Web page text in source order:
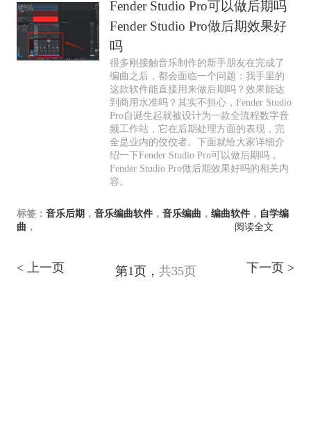
Fender Studio Pro可以做后期吗
Fender Studio Pro做后期效果好
吗
很多刚接触音乐制作的新手朋友在完成了
编曲之后，都会面临一个问题：我手里的
这款软件能直接用来做后期吗？效果能达
到商用水准吗？其实不担心，Fender Studio
Pro自诞生起就被设计为一款全流程数字音
频工作站，它在后期处理方面的表现，完
全是业内的佼佼者。下面就给大家详细介
绍一下Fender Studio Pro可以做后期吗，
Fender Studio Pro做后期效果好吗的相关内
容。
标签： 音乐后期 ， 音乐编曲软件， 音乐编曲 ， 编曲软件， 自学编
曲 ， 阅读全文
< 上一页 第1页， 共35页 下一页 >